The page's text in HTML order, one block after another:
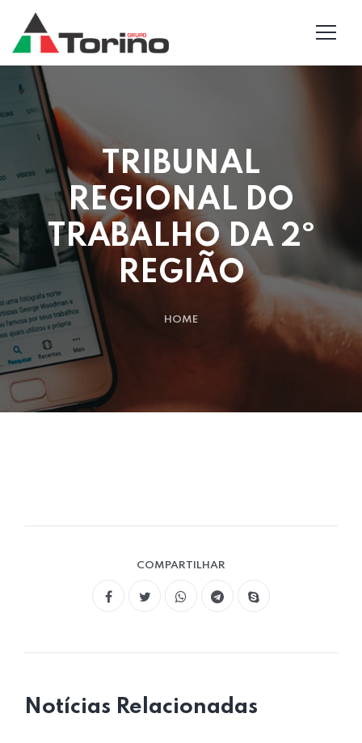
TRIBUNAL
REGIONAL DO
TRABALHO DA 2º
REGIÃO
HOME
COMPARTILHAR
Notícias Relacionadas